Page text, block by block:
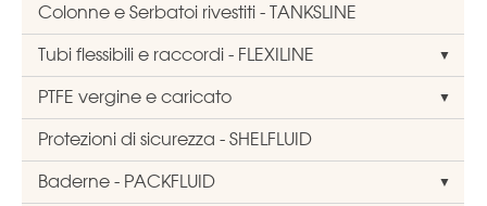
Colonne e Serbatoi rivestiti - TANKSLINE
Tubi flessibili e raccordi - FLEXILINE
PTFE vergine e caricato
Protezioni di sicurezza - SHELFLUID
Baderne - PACKFLUID